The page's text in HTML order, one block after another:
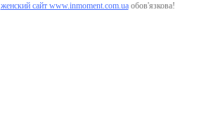
женский сайт www.inmoment.com.uaобов'язкова!